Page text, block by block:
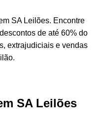
SA Leilões. Encontre
de até 60% do
extrajudiciais e vendas
SA Leilões